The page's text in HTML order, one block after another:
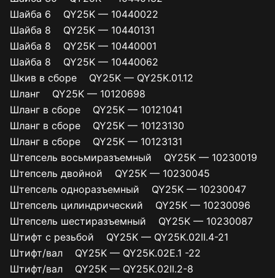
Шайба 6 QY25K — 10440022
Шайба 8 QY25K — 10440131
Шайба 8 QY25K — 10440001
Шайба 8 QY25K — 10440062
Шкив в сборе QY25K — QY25K.01.12
Шланг QY25K — 10120698
Шланг в сборе QY25K — 10121041
Шланг в сборе QY25K — 10123130
Шланг в сборе QY25K — 10123131
Штепсель восьмиразъемный QY25K — 10230019
Штепсель двойной QY25K — 10230045
Штепсель одноразъемный QY25K — 10230047
Штепсель цилиндрический QY25K — 10230096
Штепсель шестиразъемный QY25K — 10230087
Штифт с резьбой QY25K — QY25K.02II.4-21
Штифт/вал QY25K — QY25K.02E.1 -22
Штифт/вал QY25K — QY25K.02II.2-8